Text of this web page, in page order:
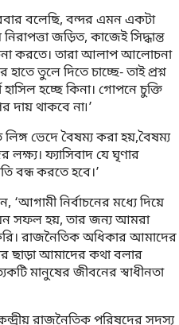
বলেছি, বন্দর এমন একটা
জড়িত, কাজেই সিদ্ধান্ত
করতে। তারা আলাপ আলোচনা
তুলে দিতে চাচ্ছে- তাই প্রশ্ন
হচ্ছে কিনা। গোপনে চুক্তি
থাকবে না৷’
ভেদে বৈষম্য করা হয়,বৈষম্য
লক্ষ্য। ফ্যাসিবাদ যে ঘৃণার
বন্ধ করতে হবে।’
‘আগামী নির্বাচনের মধ্যে দিয়ে
যেন সফল হয়, তার জন্য আমরা
রাজনৈতিক অধিকার আমাদের
ছাড়া আমাদের কথা বলার
মানুষের জীবনের স্বাধীনতা
রাজনৈতিক পরিষদের সদস্য